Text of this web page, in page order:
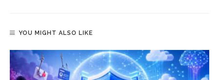
YOU MIGHT ALSO LIKE